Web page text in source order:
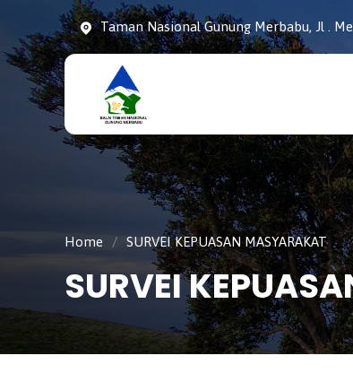
Taman Nasional Gunung Merbabu, Jl .
Taman
Nasiona
Gunung
Merbabu
tngunungmerbabu,
tamannasional,
gunungmerbabu,
Home / SURVEI KEPUASAN MASYARAKAT
SURVEI